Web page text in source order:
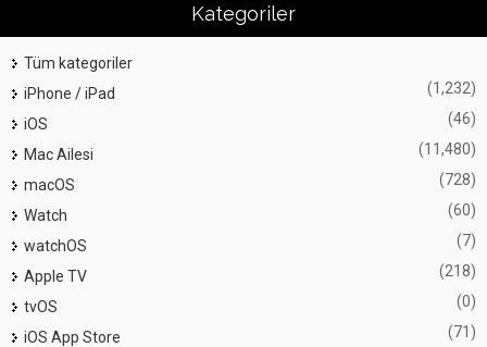
Kategoriler
Tüm kategoriler
iPhone / iPad
(1,232)
iOS (46)
Mac Ailesi (11,480)
macOS (728)
Watch (60)
watchOS (7)
Apple TV (218)
tvOS (0)
iOS App Store (71)